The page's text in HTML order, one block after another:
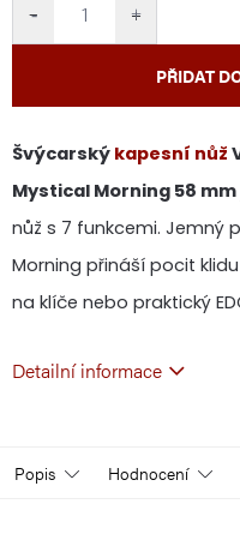
+
−
PŘIDAT
Švýcarský kapesní nůž
Mystical Morning 58 mm
nůž s 7 funkcemi. Jemný
Morning přináší pocit
na klíče nebo praktický
Detailní informace
Popis Hodnocení